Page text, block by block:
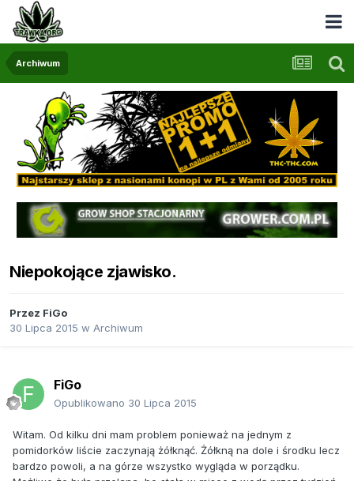
Archiwum
Niepokojące zjawisko.
Przez FiGo
30 Lipca 2015 w Archiwum
FiGo
Opublikowano 30 Lipca 2015
Witam. Od kilku dni mam problem ponieważ na jednym z
pomidorków liście zaczynają żółknąć. Żółkną na dole i środku lecz
bardzo powoli, a na górze wszystko wygląda w porządku.